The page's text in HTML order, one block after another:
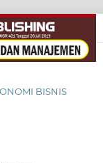
BISNIS